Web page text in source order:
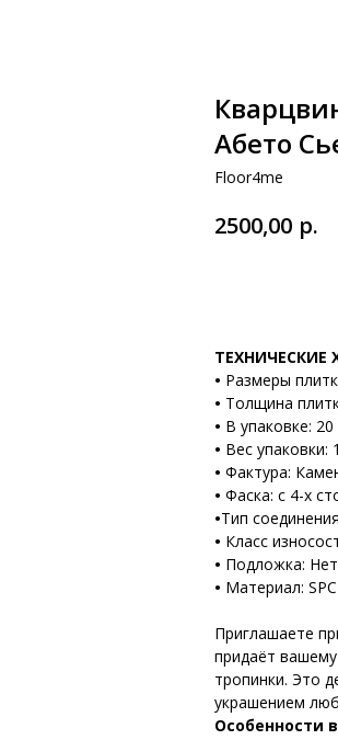
Абето
Floor4me
2500,00 р.
ТЕХНИЧЕСКИЕ
• Размеры
• Толщина
• В упаковке:
• Вес упаковки:
• Фактура:
• Фаска: с 4-х
•Тип
• Класс
• Подложка: Нет
• Материал: SPC
Приглашаете
придаёт
тропинки. Это
украшением
Особенности